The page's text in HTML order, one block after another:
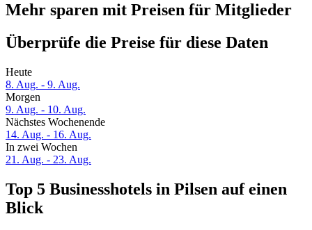
Mehr sparen mit Preisen für Mitglieder
Überprüfe die Preise für diese Daten
Heute
8. Aug. - 9. Aug.
Morgen
9. Aug. - 10. Aug.
Nächstes Wochenende
14. Aug. - 16. Aug.
In zwei Wochen
21. Aug. - 23. Aug.
Top 5 Businesshotels in Pilsen auf einen
Blick